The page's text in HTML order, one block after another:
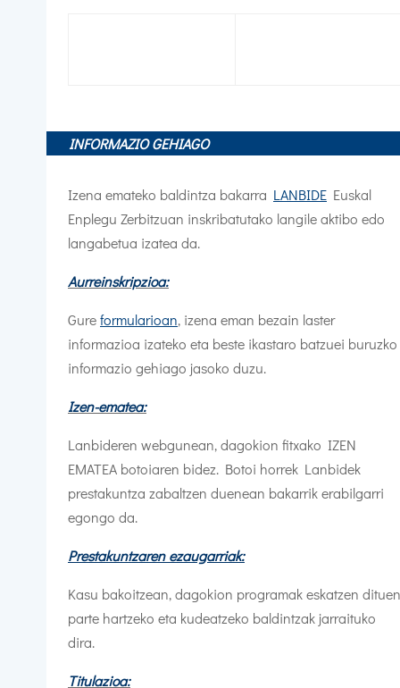
INFORMAZIO GEHIAGO
Izena emateko baldintza bakarra LANBIDE Euskal
Enplegu Zerbitzuan inskribatutako langile aktibo edo
langabetua izatea da.
Aurreinskripzioa:
Gureformularioan, izena eman bezain laster
informazioa izateko eta beste ikastaro batzuei buruzko
informazio gehiago jasoko duzu.
Izen-ematea:
Lanbideren webgunean, dagokion fitxako IZEN
EMATEA botoiaren bidez. Botoi horrek Lanbidek
prestakuntza zabaltzen duenean bakarrik erabilgarri
egongo da.
Prestakuntzaren ezaugarriak:
Kasu bakoitzean, dagokion programak eskatzen dituen
parte hartzeko eta kudeatzeko baldintzak jarraituko
dira.
Titulazioa: